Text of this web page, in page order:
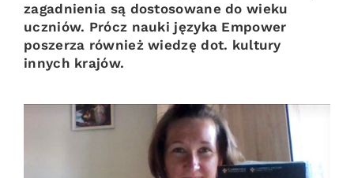
zagadnienia są dostosowane do wieku
uczniów. Prócz nauki języka Empower
poszerza również wiedzę dot. kultury
innych krajów.